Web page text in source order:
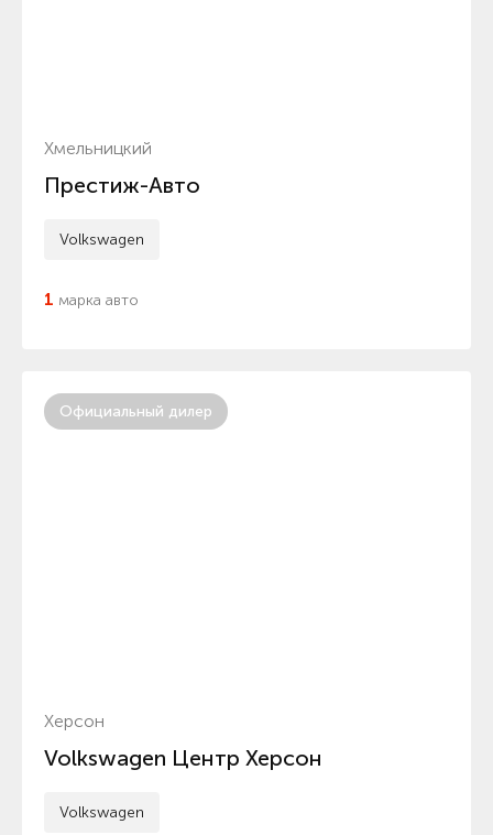
Хмельницкий
Престиж-Авто
Volkswagen
1 марка авто
Официальный дилер
Херсон
Volkswagen Центр Херсон
Volkswagen